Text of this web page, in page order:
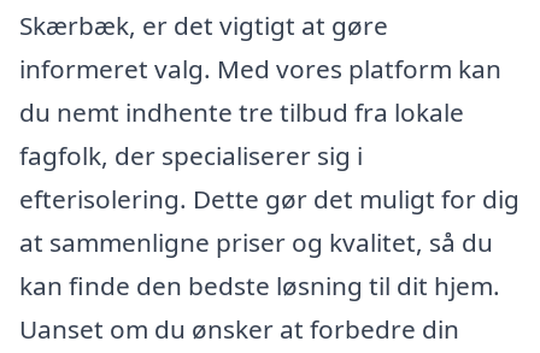
Skærbæk, er det vigtigt at gøre
informeret valg. Med vores platform kan
du nemt indhente tre tilbud fra lokale
fagfolk, der specialiserer sig i
efterisolering. Dette gør det muligt for dig
at sammenligne priser og kvalitet, så du
kan finde den bedste løsning til dit hjem.
Uanset om du ønsker at forbedre din